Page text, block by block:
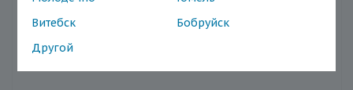
Витебск
Бобруйск
Другой